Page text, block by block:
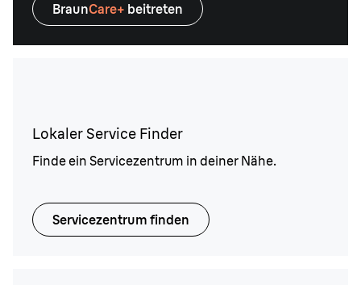
BraunCare+ beitreten
Lokaler Service Finder
Finde ein Servicezentrum in deiner Nähe.
Servicezentrum finden